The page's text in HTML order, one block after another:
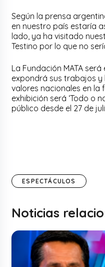
Según la prensa
en nuestro país estaría
lado, ya ha visitado
Testino por lo que no
La Fundación MATA
expondrá sus trabajos y
valores nacionales en la
exhibición será ‘Todo o
público desde el 27 de
ESPECTÁCULOS
Noticias